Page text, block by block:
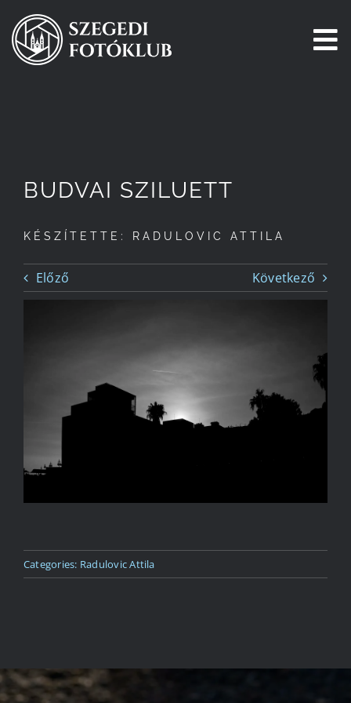
Kihagyás
Pályázatok
Tagjaink
Csatlakozz!
BUDVAI SZILUETT
KÉSZÍTETTE: RADULOVIC ATTILA
Előző Következő
Categories: Radulovic Attila